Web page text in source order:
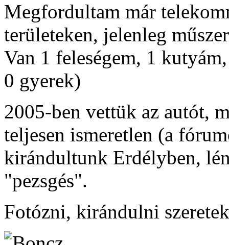
Megfordultam már
területeken, jelenleg
Van 1 feleségem, 1
0 gyerek)
2005-ben vettük az autót,
teljesen ismeretlen (a
kirándultunk Erdélyben,
"pezsgés".
Fotózni, kirándulni